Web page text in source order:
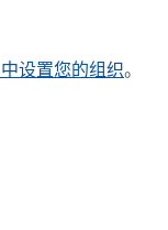
设置您的组织。